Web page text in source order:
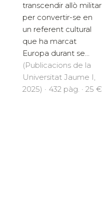
transcendir allò militar
per convertir-se en
un referent cultural
que ha marcat
Europa durant se...
(Publicacions de la
Universitat Jaume I,
2025) · 432 pàg. · 25 €